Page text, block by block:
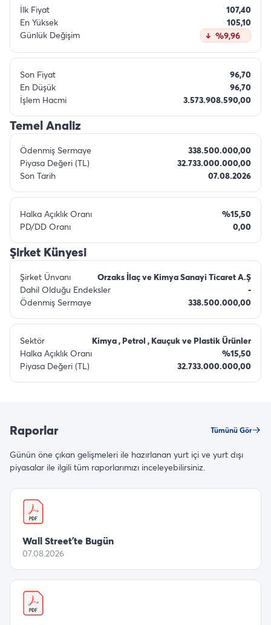
İlk Fiyat
107,40
En Yüksek
105,10
Günlük Değişim
%9,96
Son Fiyat
96,70
En Düşük
96,70
İşlem Hacmi
3.573.908.590,00
Temel Analiz
Ödenmiş Sermaye
338.500.000,00
Piyasa Değeri (TL)
32.733.000.000,00
Son Tarih
07.08.2026
Halka Açıklık Oranı
%15,50
PD/DD Oranı
0,00
Şirket Künyesi
Şirket Ünvanı
Orzaks İlaç ve Kimya Sanayi Ticaret A.Ş
Dahil Olduğu Endeksler
-
Ödenmiş Sermaye
338.500.000,00
Sektör
Kimya , Petrol , Kauçuk ve Plastik Ürünler
Halka Açıklık Oranı
%15,50
Piyasa Değeri (TL)
32.733.000.000,00
Raporlar Tümünü Gör
Günün öne çıkan gelişmeleri ile hazırlanan yurt içi ve yurt dışı
piyasalar ile ilgili tüm raporlarımızı inceleyebilirsiniz.
Wall Street’te Bugün
07.08.2026